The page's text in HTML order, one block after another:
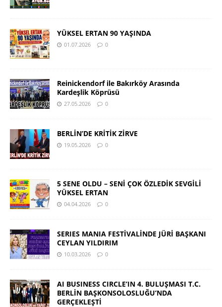
YÜKSEL ERTAN 90 YAŞINDA
01.07.2026 0
Reinickendorf ile Bakırköy Arasında
Kardeşlik Köprüsü
27.05.2026 0
BERLİN’DE KRİTİK ZİRVE
19.05.2026 0
5 SENE OLDU – SENİ ÇOK ÖZLEDİK SEVGİLİ
YÜKSEL ERTAN
04.04.2026 0
SERIES MANIA FESTİVALİNDE JÜRİ BAŞKANI
CEYLAN YILDIRIM
10.03.2026 0
AI BUSINESS CIRCLE’IN 4. BULUŞMASI T.C.
BERLİN BAŞKONSOLOSLUĞU’NDA
GERÇEKLEŞTİ